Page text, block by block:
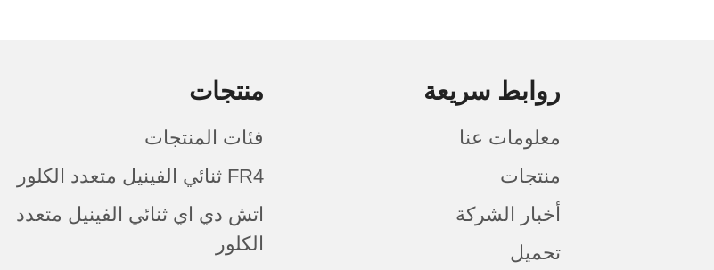
روابط سريعة
معلومات عنا
منتجات
أخبار الشركة
تحميل
منتجات
فئات المنتجات
FR4 ثنائي الفينيل متعدد الكلور
اتش دي اي ثنائي الفينيل متعدد
الكلور